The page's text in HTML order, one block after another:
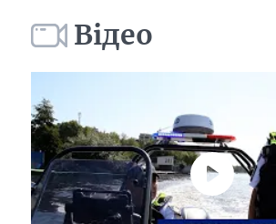
Відео